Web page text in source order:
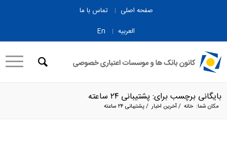
صفحه اصلی
تماس با ما
العربیه
En
بایگانی برچسب برای: پشتیبانی ۲۴ ساعته
مکان شما: خانه /آخرین اخبار /پشتیبانی ۲۴ ساعته